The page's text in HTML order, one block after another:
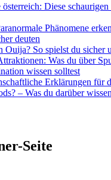
Diese
Phänomene
deuten
Ouija? So spielst du sicher
Was du über
wissen solltest
Erklärungen für
– Was du darüber
Seite